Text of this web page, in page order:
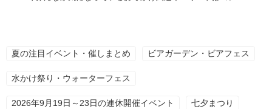
夏の注目イベント・催しまとめ ビアガーデン・ビアフェス
水かけ祭り・ウォーターフェス
2026年9月19日～23日の連休開催イベント 七夕まつり